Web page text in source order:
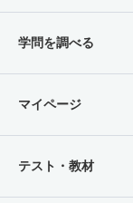
学問を調べる
マイページ
テスト・教材